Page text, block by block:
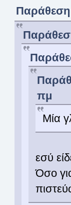
Παράθεση
πμ
Μία
εσύ
Όσο